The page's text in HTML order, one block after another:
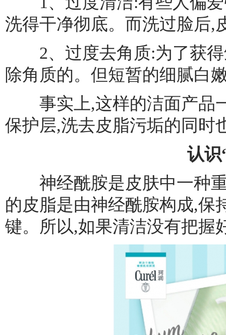
洗得干净彻底。而洗过脸后,
2、过度去角质:为了获得
除角质的。但短暂的细腻白
事实上,这样的洁面产品
保护层,洗去皮脂污垢的同时
认识
神经酰胺是皮肤中一种重
的皮脂是由神经酰胺构成,保
键。所以,如果清洁没有把握